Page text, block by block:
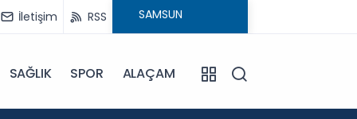
İletişim RSS
SAĞLIK SPOR ALAÇAM